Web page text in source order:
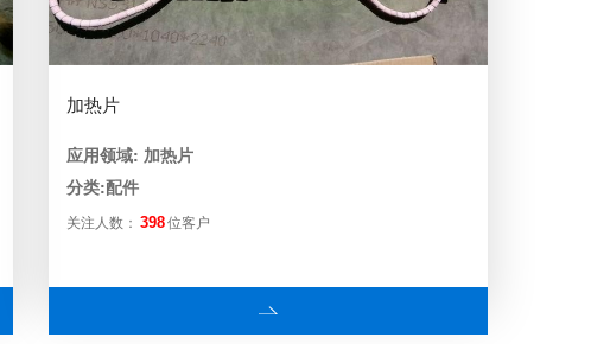
加热片
应用领域: 加热片
分类:配件
关注人数： 398位客户